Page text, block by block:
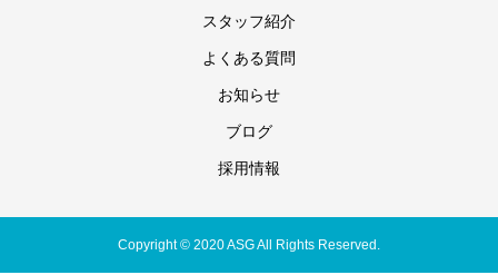
スタッフ紹介
よくある質問
お知らせ
ブログ
採用情報
Copyright © 2020 ASG All Rights Reserved.